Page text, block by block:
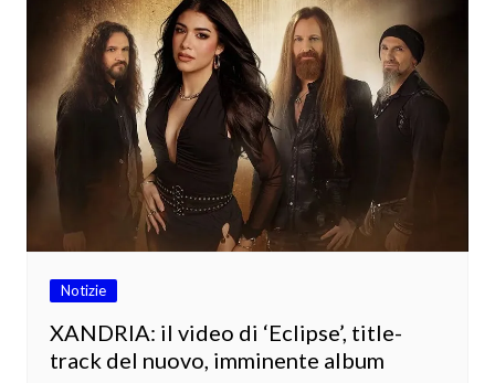
Notizie
XANDRIA: il video di ‘Eclipse’, title-
track del nuovo, imminente album